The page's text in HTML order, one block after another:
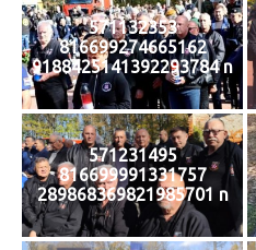
571132353
816699274665162
9188425141392293784 n
571231495
816699991331757
289868369821985701 n